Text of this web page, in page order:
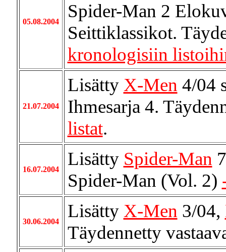
05.08.2004
Spider-Man 2
Seittiklassikot.
kronologisiin
21.07.2004
Lisätty X-Men 4/04
Ihmesarja 4.
listat.
16.07.2004
Lisätty Spider-Man
Spider-Man (Vol. 2)
30.06.2004
Lisätty X-Men 3/04,
Täydennetty